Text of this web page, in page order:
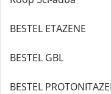
BESTEL ETAZENE
BESTEL GBL
BESTEL